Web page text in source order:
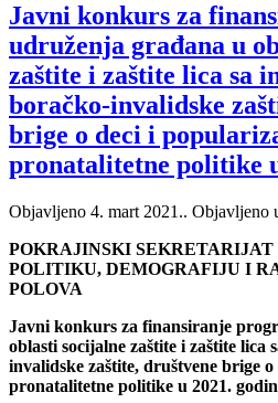
Javni konkurs za
udruženja građana u
zaštite i zaštite lica sa
boračko-invalidske
brige o deci i
pronatalitetne politike
Objavljeno 4. mart 2021.. Objavljeno
POKRAJINSKI
POLITIKU, DEMOGRAFIJU I
POLOVA
Javni konkurs za finansiranje
oblasti socijalne zaštite i zaštite lica
invalidske zaštite, društvene brige
pronatalitetne politike u 2021.